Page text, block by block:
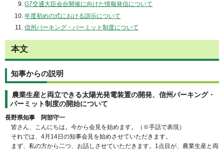
G7交通大臣会合開催に向けた情報発信について
年度初めの式における訓示について
信州パーキング・パーミット制度について
本文
知事からの説明
農業生産と両立できる太陽光発電装置の開発、信州パーキング・
パーミット制度の開始について
長野県知事 阿部守一
皆さん、こんにちは。今から会見を始めます。（※手話で表現）
それでは、4月14日の知事会見を始めさせていただきます。
まず、私の方から二つ、お話しさせていただきます。1点目が、農業生産と両